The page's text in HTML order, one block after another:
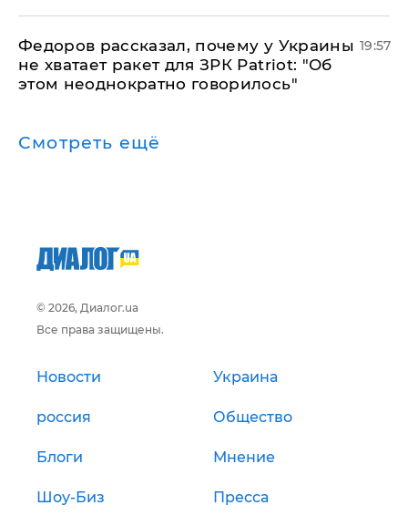
Федоров рассказал, почему у Украины
не хватает ракет для ЗРК Patriot: "Об
этом неоднократно говорилось"
19:57
Смотреть ещё
© 2026, Диалог.ua
Все права защищены.
Новости Украина
россия Общество
Блоги Мнение
Шоу-Биз Пресса